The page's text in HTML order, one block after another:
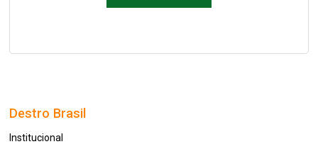
Destro Brasil
Institucional